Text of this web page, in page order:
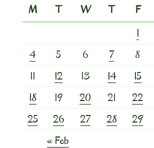
M
T W T F
1
4
5 6 7 8
11
12 13 14 15
18
19 20 21 22
25
26 27 28 29
« Feb